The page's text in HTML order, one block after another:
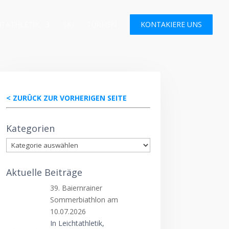
KONTAKIERE UNS
< ZURÜCK ZUR VORHERIGEN SEITE
Kategorien
Kategorien
Aktuelle Beiträge
39. Baiernrainer
Sommerbiathlon am
10.07.2026
In Leichtathletik,